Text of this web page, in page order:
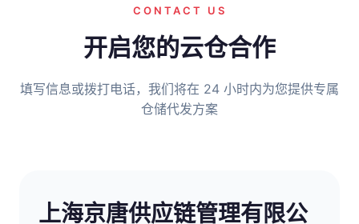
CONTACT US
开启您的云仓合作
填写信息或拨打电话，我们将在 24 小时内为您提供专属
仓储代发方案
上海京唐供应链管理有限公